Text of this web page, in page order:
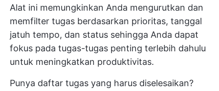
Alat ini memungkinkan Anda mengurutkan dan
memfilter tugas berdasarkan prioritas, tanggal
jatuh tempo, dan status sehingga Anda dapat
fokus pada tugas-tugas penting terlebih dahulu
untuk meningkatkan produktivitas.
Punya daftar tugas yang harus diselesaikan?